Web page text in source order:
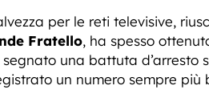
per le reti televisive,
Fratello, ha spesso
segnato una battuta d’arresto
un numero sempre più